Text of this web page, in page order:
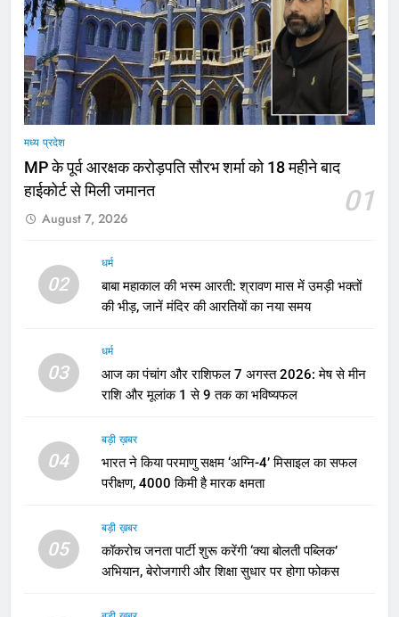
मध्य प्रदेश
MP के पूर्व आरक्षक करोड़पति सौरभ शर्मा को 18 महीने बाद
हाईकोर्ट से मिली जमानत
01
August 7, 2026
02
धर्म
बाबा महाकाल की भस्म आरती: श्रावण मास में उमड़ी भक्तों
की भीड़, जानें मंदिर की आरतियों का नया समय
03
धर्म
आज का पंचांग और राशिफल 7 अगस्त 2026: मेष से मीन
राशि और मूलांक 1 से 9 तक का भविष्यफल
04
बड़ी ख़बर
भारत ने किया परमाणु सक्षम ‘अग्नि-4’ मिसाइल का सफल
परीक्षण, 4000 किमी है मारक क्षमता
05
बड़ी ख़बर
कॉकरोच जनता पार्टी शुरू करेंगी ‘क्या बोलती पब्लिक’
अभियान, बेरोजगारी और शिक्षा सुधार पर होगा फोकस